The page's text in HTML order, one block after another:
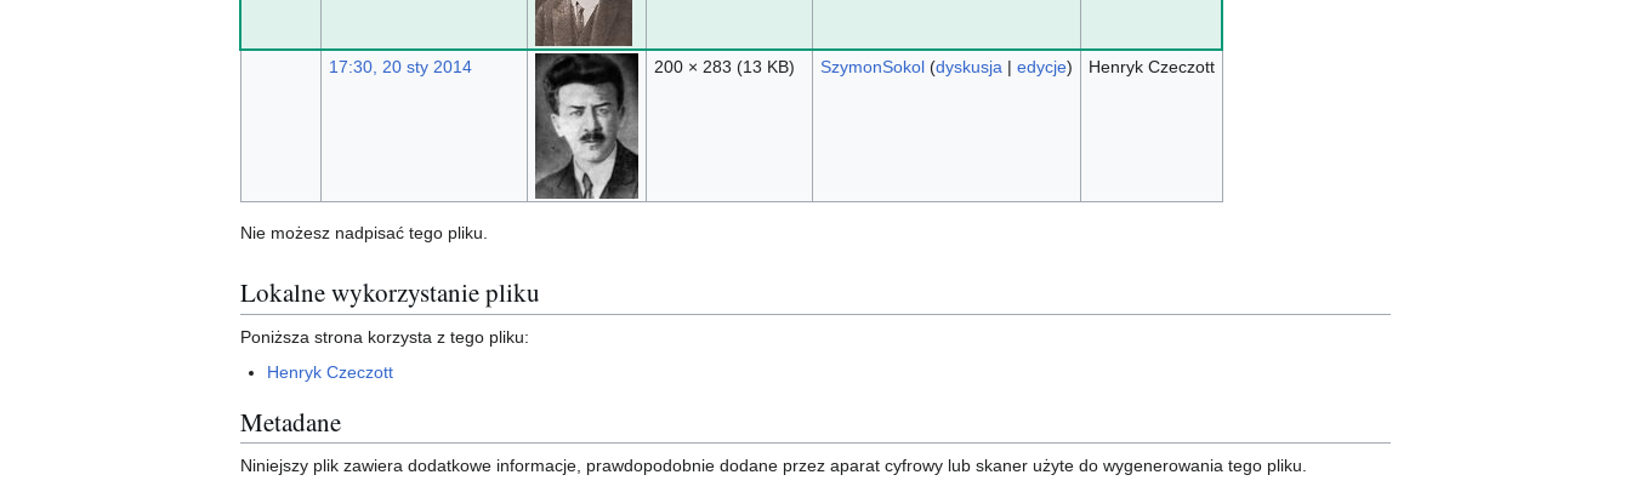
17:30, 20 sty 2014 200 × 283 (13 KB) SzymonSokol (dyskusja | edycje) Henryk Czeczott
Nie możesz nadpisać tego pliku.
Lokalne wykorzystanie pliku
Poniższa strona korzysta z tego pliku:
Henryk Czeczott
Metadane
Niniejszy plik zawiera dodatkowe informacje, prawdopodobnie dodane przez aparat cyfrowy lub skaner użyte do wygenerowania tego pliku.